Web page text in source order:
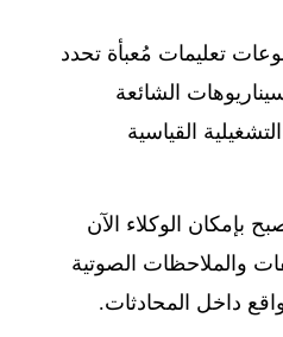
تعليمات مُعبأة تحدد
الشائعة
القياسية
بإمكان الوكلاء الآن
والملاحظات الصوتية
داخل المحادثات.